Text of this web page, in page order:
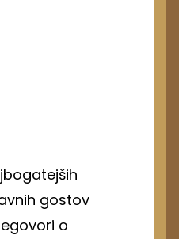
gostov
o